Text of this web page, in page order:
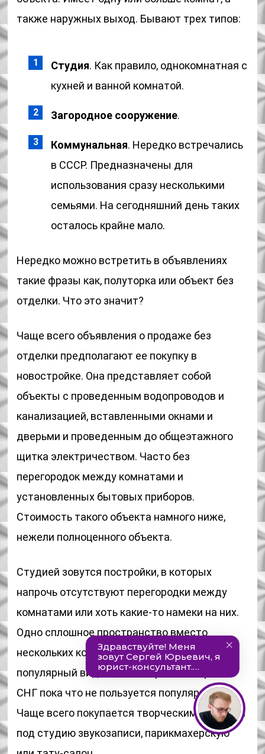
также наружных выход. Бывают трех типов:
Студия. Как правило, однокомнатная с
кухней и ванной комнатой.
Загородное сооружение.
Коммунальная. Нередко встречались
в СССР. Предназначены для
использования сразу несколькими
семьями. На сегодняшний день таких
осталось крайне мало.
Нередко можно встретить в объявлениях
такие фразы как, полуторка или объект без
отделки. Что это значит?
Чаще всего объявления о продаже без
отделки предполагают ее покупку в
новостройке. Она представляет собой
объекты с проведенным водопроводов и
канализацией, вставленными окнами и
дверьми и проведенным до общеэтажного
щитка электричеством. Часто без
перегородок между комнатами и
установленных бытовых приборов.
Стоимость такого объекта намного ниже,
нежели полноценного объекта.
Студией зовутся постройки, в которых
напрочь отсутствуют перегородки между
комнатами или хоть какие-то намеки на них.
Одно сплошное пространство вместо
нескольких комнат. Это достаточно
популярный вид жилья в Европе. В странах
СНГ пока что не пользуется популярностью.
Чаще всего покупается творческими людьми
под студию звукозаписи, парикмахерскую